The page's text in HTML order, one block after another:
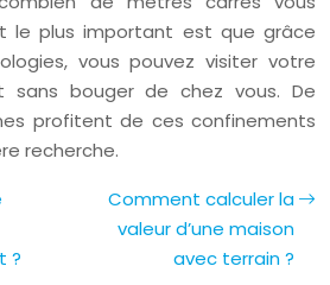
le plus important est que grâce
vous pouvez visiter votre
sans bouger de chez vous. De
profitent de ces confinements
recherche.
?
Comment calculer la
valeur d’une maison
avec terrain ?